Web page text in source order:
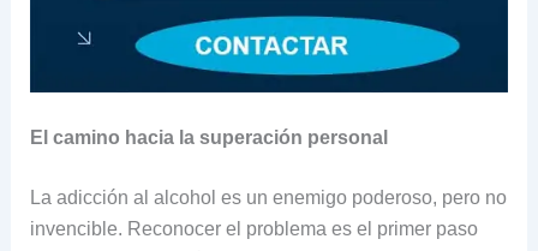
El camino hacia la superación personal
La adicción al alcohol es un enemigo poderoso, pero no
invencible. Reconocer el problema es el primer paso